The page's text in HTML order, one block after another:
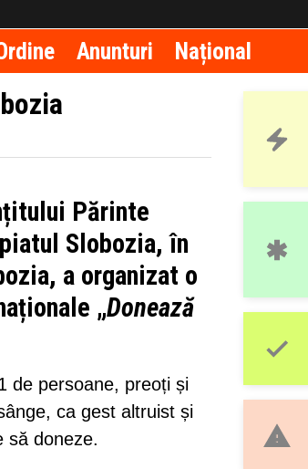
Anunturi Național
Părinte
Slobozia, în
a organizat o
„Donează
de persoane, preoți și
ca gest altruist și
să doneze.